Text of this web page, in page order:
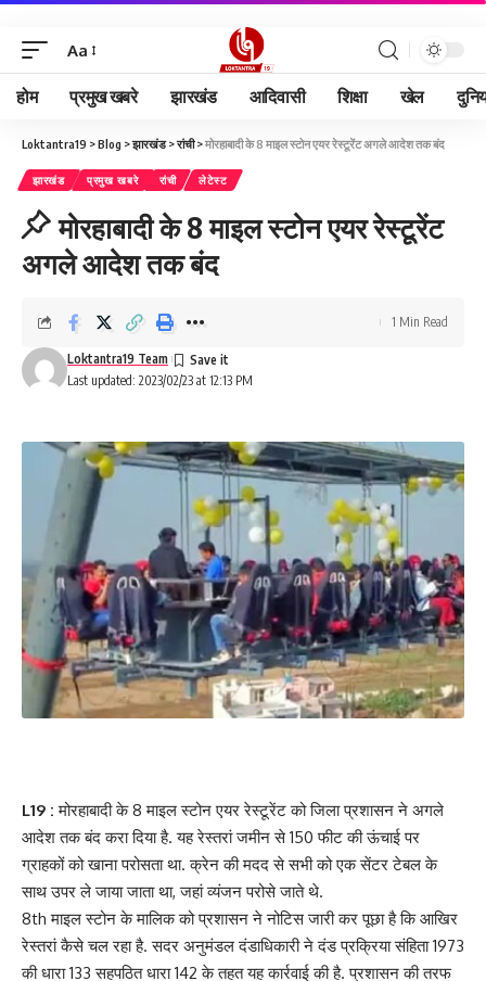
Aa
होम प्रमुख खबरे झारखंड आदिवासी शिक्षा खेल
Loktantra19 >Blog >झारखंड>रांची>मोरहाबादी के 8 माइल स्टोन एयर रेस्टूरेंट अगले आदेश तक बंद
झारखंड प्रमुख खबरे रांची लेटेस्ट
मोरहाबादी के 8 माइल स्टोन एयर रेस्टूरेंट
अगले आदेश तक बंद
Last updated: 2023/02/23 at 12:13 PM
Loktantra19 Team
1 Min Read
L19 : मोरहाबादी के 8 माइल स्टोन एयर रेस्टूरेंट को जिला प्रशासन ने अगले
आदेश तक बंद करा दिया है. यह रेस्तरां जमीन से 150 फीट की ऊंचाई पर
ग्राहकों को खाना परोसता था. क्रेन की मदद से सभी को एक सेंटर टेबल के
साथ उपर ले जाया जाता था, जहां व्यंजन परोसे जाते थे.
8th माइल स्टोन के मालिक को प्रशासन ने नोटिस जारी कर पूछा है कि आखिर
रेस्तरां कैसे चल रहा है. सदर अनुमंडल दंडाधिकारी ने दंड प्रक्रिया संहिता 1973
की धारा 133 सहपठित धारा 142 के तहत यह कार्रवाई की है. प्रशासन की तरफ